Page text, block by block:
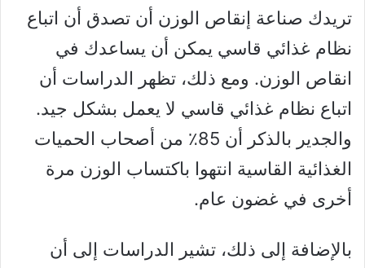
تريدك صناعة إنقاص الوزن أن تصدق أن اتباع
نظام غذائي قاسي يمكن أن يساعدك في
انقاص الوزن. ومع ذلك، تظهر الدراسات أن
اتباع نظام غذائي قاسي لا يعمل بشكل جيد.
والجدير بالذكر أن 85٪ من أصحاب الحميات
الغذائية القاسية انتهوا باكتساب الوزن مرة
أخرى في غضون عام.
بالإضافة إلى ذلك، تشير الدراسات إلى أن